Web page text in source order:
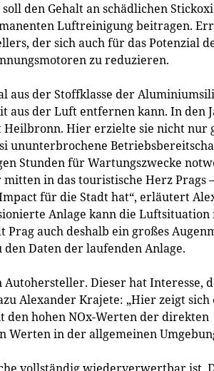
den Gehalt an schädlichen
Luftreinigung beitragen.
der sich auch für das Potenzial
zu reduzieren.
aus der Stoffklasse der
aus der Luft entfernen kann. In den
Heilbronn. Hier erzielte sie nicht nur
ununterbrochene
Stunden für Wartungszwecke
in das touristische Herz Prags –
für die Stadt hat“, erläutert
Anlage kann die Luftsituation
auch deshalb ein großes
Daten der laufenden Anlage.
Dieser hat Interesse,
Alexander Krajete: „Hier zeigt sich
hohen NOx-Werten der direkten
Werten in der allgemeinen